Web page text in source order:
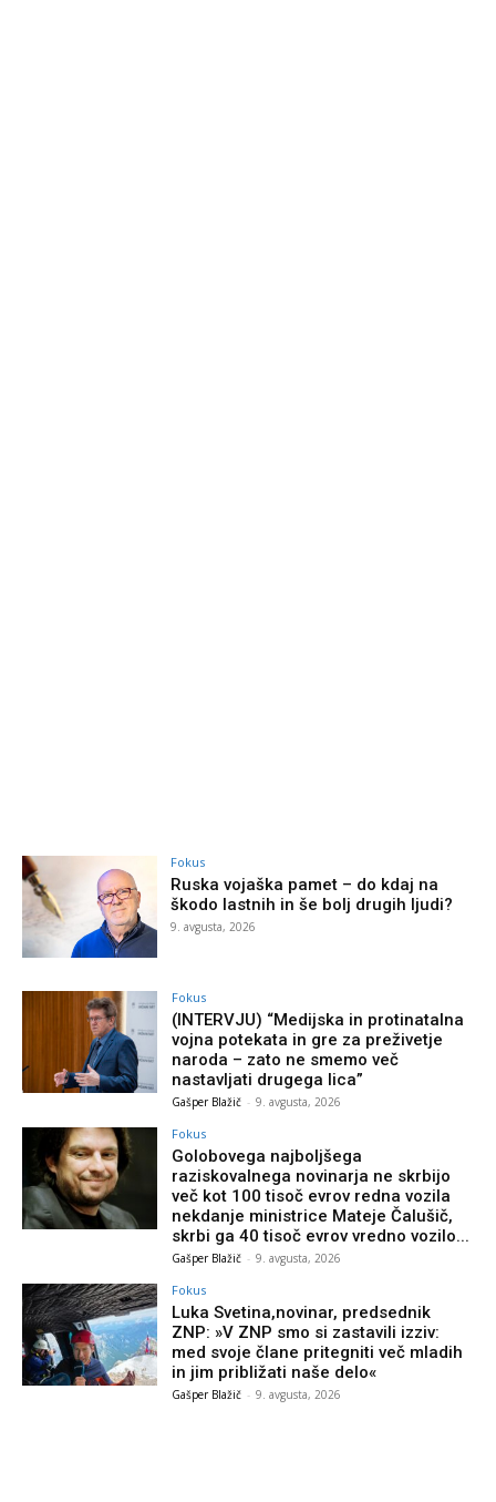
Fokus
Ruska vojaška pamet – do kdaj na
škodo lastnih in še bolj drugih ljudi?
9. avgusta, 2026
Fokus
(INTERVJU) “Medijska in protinatalna
vojna potekata in gre za preživetje
naroda – zato ne smemo več
nastavljati drugega lica”
Gašper Blažič - 9. avgusta, 2026
Fokus
Golobovega najboljšega
raziskovalnega novinarja ne skrbijo
več kot 100 tisoč evrov redna vozila
nekdanje ministrice Mateje Čalušič,
skrbi ga 40 tisoč evrov vredno vozilo...
Gašper Blažič - 9. avgusta, 2026
Fokus
Luka Svetina,novinar, predsednik
ZNP: »V ZNP smo si zastavili izziv:
med svoje člane pritegniti več mladih
in jim približati naše delo«
Gašper Blažič - 9. avgusta, 2026